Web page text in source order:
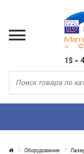
1$ =
Оборудование